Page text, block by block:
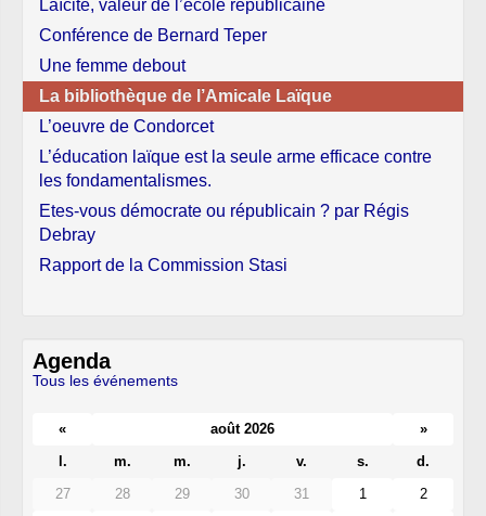
Laïcité, valeur de l’école républicaine
Conférence de Bernard Teper
Une femme debout
La bibliothèque de l’Amicale Laïque
L’oeuvre de Condorcet
L’éducation laïque est la seule arme efficace contre
les fondamentalismes.
Etes-vous démocrate ou républicain ? par Régis
Debray
Rapport de la Commission Stasi
Agenda
Tous les événements
« août 2026
»
l.
m. m. j. v. s.
d.
27
28 29 30 31 1
2